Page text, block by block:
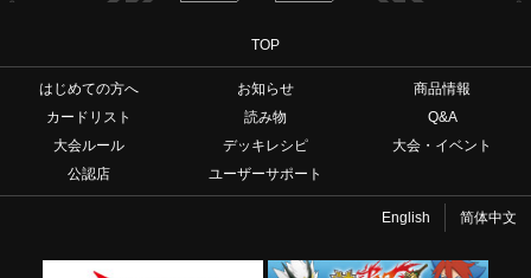
TOP
はじめての方へ お知らせ
商品情報
カードリスト
読み物
Q&A
大会ルール
デッキレシピ
大会・イベント
公認店
ユーザーサポート
English 简体中文